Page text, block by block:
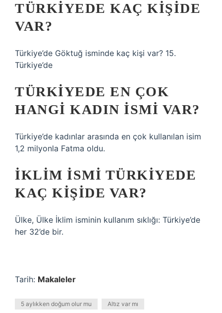
TÜRKIYEDE KAÇ KIŞIDE
VAR?
Türkiye’de Göktuğ isminde kaç kişi var? 15.
Türkiye’de
TÜRKIYEDE EN ÇOK
HANGI KADIN ISMI VAR?
Türkiye’de kadınlar arasında en çok kullanılan isim
1,2 milyonla Fatma oldu.
İKLIM ISMI TÜRKIYEDE
KAÇ KIŞIDE VAR?
Ülke, Ülke İklim isminin kullanım sıklığı: Türkiye’de
her 32’de bir.
Tarih: Makaleler
5 aylıkken doğum olur mu Altız var mı